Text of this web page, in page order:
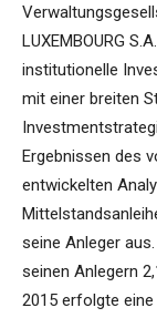
LUXEMBOURG
institutionelle
mit einer breiten
Ergebnissen des
entwickelten
seine Anleger
seinen Anlegern
2015 erfolgte